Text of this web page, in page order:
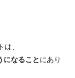
、
になることにあり